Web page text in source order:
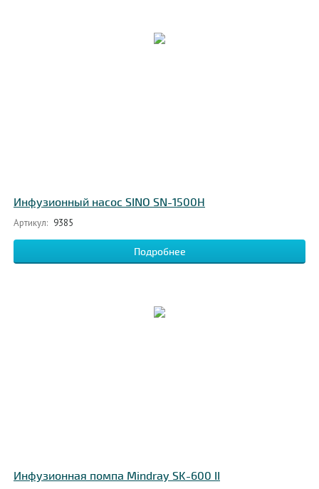
Инфузионный насос SINO SN-1500H
Артикул: 9385
Подробнее
Инфузионная помпа Mindray SK-600 II